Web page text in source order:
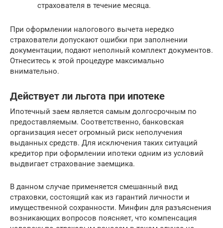
страхователя в течение месяца.
При оформлении налогового вычета нередко
страхователи допускают ошибки при заполнении
документации, подают неполный комплект документов.
Отнеситесь к этой процедуре максимально
внимательно.
Действует ли льгота при ипотеке
Ипотечный заем является самым долгосрочным по
предоставляемым. Соответственно, банковская
организация несет огромный риск неполучения
выданных средств. Для исключения таких ситуаций
кредитор при оформлении ипотеки одним из условий
выдвигает страхование заемщика.
В данном случае применяется смешанный вид
страховки, состоящий как из гарантий личности и
имущественной сохранности. Минфин для разъяснения
возникающих вопросов поясняет, что компенсация